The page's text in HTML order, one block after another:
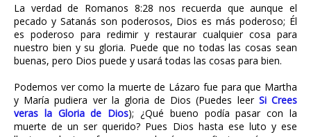
La verdad de Romanos 8:28 nos recuerda que aunque el
pecado y Satanás son poderosos, Dios es más poderoso; Él
es poderoso para redimir y restaurar cualquier cosa para
nuestro bien y su gloria. Puede que no todas las cosas sean
buenas, pero Dios puede y usará todas las cosas para bien.
Podemos ver como la muerte de Lázaro fue para que Martha
y María pudiera ver la gloria de Dios (Puedes leer Si Crees
veras la Gloria de Dios); ¿Qué bueno podía pasar con la
muerte de un ser querido? Pues Dios hasta ese luto y ese